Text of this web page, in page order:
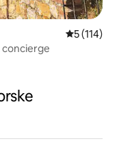
5 ud af 5 i
5 (114)